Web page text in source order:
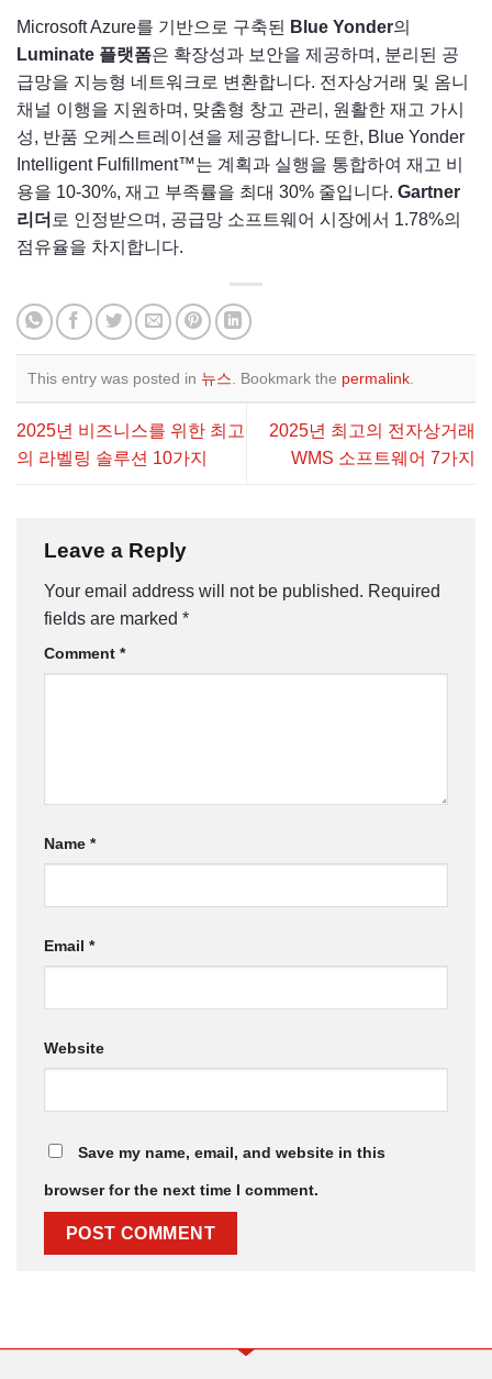
Microsoft Azure를 기반으로 구축된 Blue Yonder의
Luminate 플랫폼은 확장성과 보안을 제공하며, 분리된 공
급망을 지능형 네트워크로 변환합니다. 전자상거래 및 옴니
채널 이행을 지원하며, 맞춤형 창고 관리, 원활한 재고 가시
성, 반품 오케스트레이션을 제공합니다. 또한, Blue Yonder
Intelligent Fulfillment™는 계획과 실행을 통합하여 재고 비
용을 10-30%, 재고 부족률을 최대 30% 줄입니다. Gartner
리더 로 인정받으며, 공급망 소프트웨어 시장에서 1.78%의
점유율을 차지합니다.
This entry was posted in 뉴스. Bookmark the permalink.
2025년 비즈니스를 위한 최고
의 라벨링 솔루션 10가지
2025년 최고의 전자상거래
WMS 소프트웨어 7가지
Leave a Reply
Your email address will not be published. Required
fields are marked *
Comment *
Name *
Email *
Website
Save my name, email, and website in this
browser for the next time I comment.